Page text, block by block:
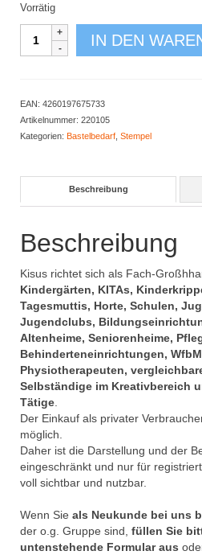
Vorrätig
Emotionsstempel
10er
IN DEN
EAN: 4260197675733
Artikelnummer: 220105
Kategorien: Bastelbedarf Stempel
Beschreibung
Beschreibung
Kisus richtet sich als Fach-
Kindergärten, KITAs,
Tagesmuttis, Horte, Schulen,
Jugendclubs,
Altenheime, Seniorenheime,
Behinderteneinrichtungen,
Physiotherapeuten,
Selbständige im Kreativbereich
Tätige
Der Einkauf als privater
möglich.
Daher ist die Darstellung und der
eingeschränkt und nur für
voll sichtbar und nutzbar.
Wenn Sie als Neukunde bei uns
der o.g. Gruppe sind, füllen Sie
untenstehende Formular aus